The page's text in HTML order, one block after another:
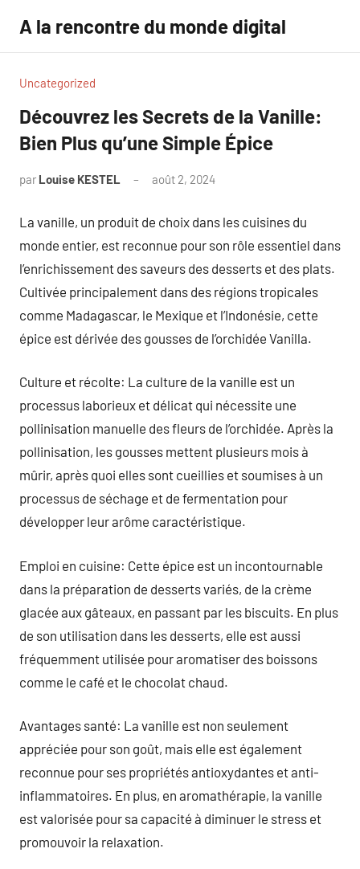
contenu
A la rencontre du monde digital
Uncategorized
Découvrez les Secrets de la Vanille:
Bien Plus qu’une Simple Épice
par Louise KESTEL août 2, 2024
La vanille, un produit de choix dans les cuisines du
monde entier, est reconnue pour son rôle essentiel dans
l’enrichissement des saveurs des desserts et des plats.
Cultivée principalement dans des régions tropicales
comme Madagascar, le Mexique et l’Indonésie, cette
épice est dérivée des gousses de l’orchidée Vanilla.
Culture et récolte: La culture de la vanille est un
processus laborieux et délicat qui nécessite une
pollinisation manuelle des fleurs de l’orchidée. Après la
pollinisation, les gousses mettent plusieurs mois à
mûrir, après quoi elles sont cueillies et soumises à un
processus de séchage et de fermentation pour
développer leur arôme caractéristique.
Emploi en cuisine: Cette épice est un incontournable
dans la préparation de desserts variés, de la crème
glacée aux gâteaux, en passant par les biscuits. En plus
de son utilisation dans les desserts, elle est aussi
fréquemment utilisée pour aromatiser des boissons
comme le café et le chocolat chaud.
Avantages santé: La vanille est non seulement
appréciée pour son goût, mais elle est également
reconnue pour ses propriétés antioxydantes et anti-
inflammatoires. En plus, en aromathérapie, la vanille
est valorisée pour sa capacité à diminuer le stress et
promouvoir la relaxation.